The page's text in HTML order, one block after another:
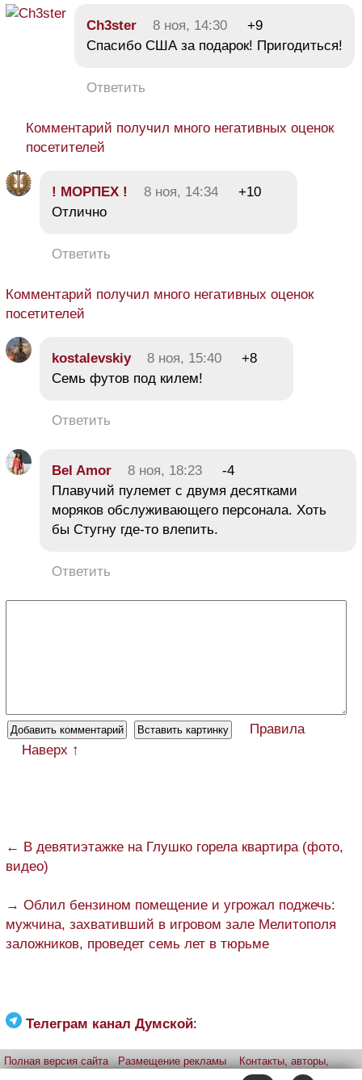
Ch3ster 8 ноя, 14:30
+9
Спасибо США за подарок! Пригодиться!
Ответить
Комментарий получил много негативных оценок
посетителей
! МОРПЕХ ! 8 ноя, 14:34
+10
Отлично
Ответить
Комментарий получил много негативных оценок
посетителей
kostalevskiy 8 ноя, 15:40
+8
Семь футов под килем!
Ответить
Bel Amor 8 ноя, 18:23
-4
Плавучий пулемет с двумя десятками
моряков обслуживающего персонала. Хоть
бы Стугну где-то влепить.
Ответить
Правила
Наверх ↑
← В девятиэтажке на Глушко горела квартира (фото,
видео)
→ Облил бензином помещение и угрожал поджечь:
мужчина, захвативший в игровом зале Мелитополя
заложников, проведет семь лет в тюрьме
Телеграм канал Думской:
Полная версия сайта Размещение рекламы
Контакты, авторы,